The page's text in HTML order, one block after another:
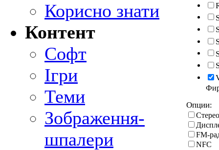
Корисно знати
Контент
Софт
Ігри
Теми
Зображення-
шпалери
Опции:
Стерео
FM-
NFC